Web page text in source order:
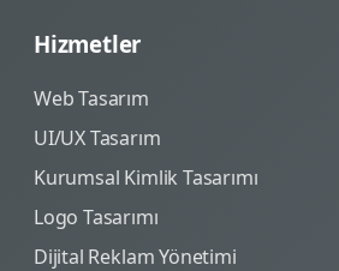
Hizmetler
Web Tasarım
UI/UX Tasarım
Kurumsal Kimlik Tasarımı
Logo Tasarımı
Dijital Reklam Yönetimi